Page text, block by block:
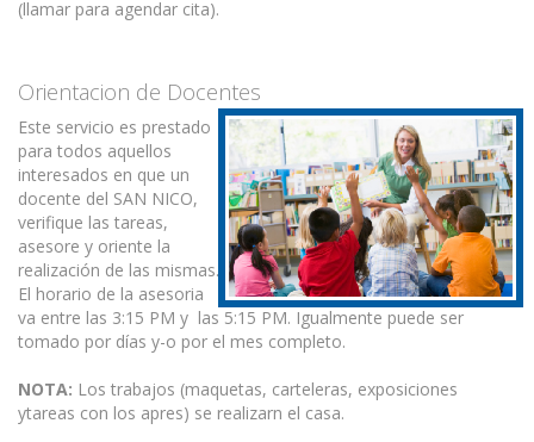
(llamar para agendar cita).
Orientacion de Docentes
Este servicio es prestado
para todos aquellos
interesados en que un
docente del SAN NICO,
verifique las tareas,
asesore y oriente la
realización de las mismas.
El horario de la asesoria
va entre las 3:15 PM y las 5:15 PM. Igualmente puede ser
tomado por días y-o por el mes completo.
NOTA: Los trabajos (maquetas, carteleras, exposiciones
ytareas con los apres) se realizarn el casa.